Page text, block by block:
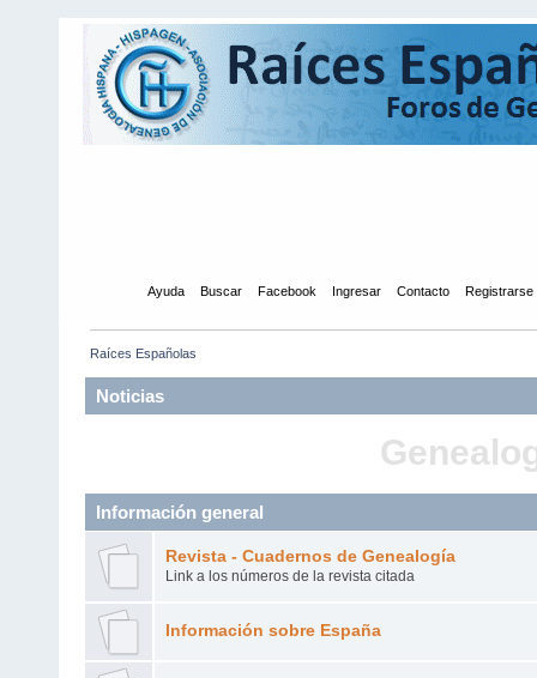
Ayuda Buscar Facebook Ingresar Contacto Registrarse
Raíces Españolas
Noticias
Información general
Revista - Cuadernos de Genealogía
Link a los números de la revista citada
Información sobre España